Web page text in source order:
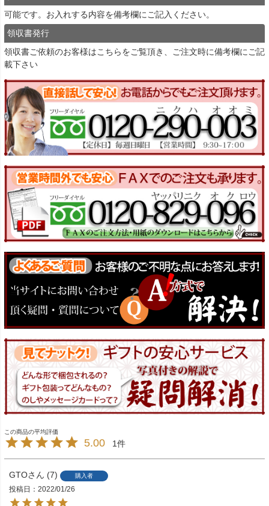
可能です。お入れする内容を備考欄にご記入ください。
領収書発行
領収書ご依頼のお客様はこちらをご覧頂き、ご注文時に備考欄にご記
載下さい
5.00 1
GTO 7 購入者
投稿日 2022/01/26